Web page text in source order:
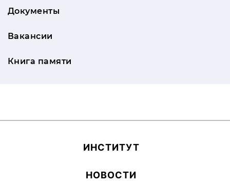
Документы
Вакансии
Книга памяти
ИН­СТИ­ТУТ
НОВОСТИ